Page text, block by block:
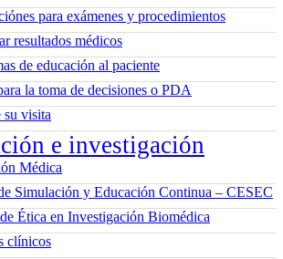
para exámenes y procedimientos
resultados médicos
de educación al paciente
la toma de decisiones o PDA
su visita
e investigación
Médica
Simulación y Educación Continua – CESEC
Ética en Investigación Biomédica
clínicos